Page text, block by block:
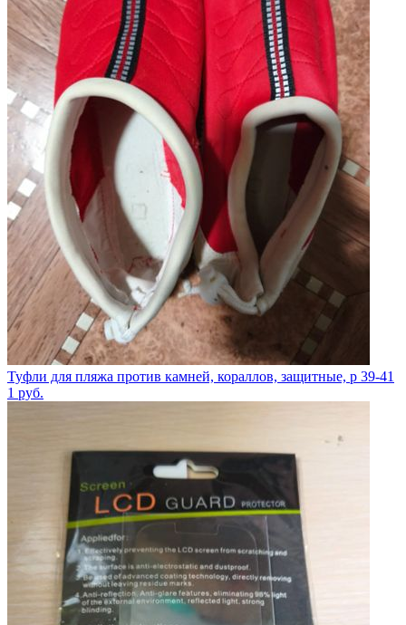
Туфли для пляжа против камней, кораллов, защитные, р 39-41
1 руб.